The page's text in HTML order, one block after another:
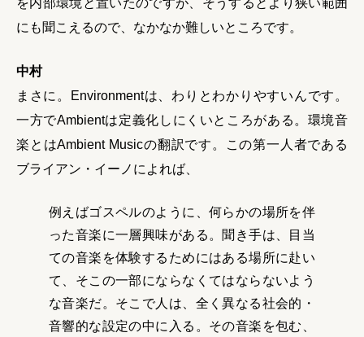
にも聞こえるので、なかなか難しいところです。
中村
まさに。Environmentは、わりとわかりやすいんです。
一方でAmbientは定義化しにくいところがある。環境音
楽とはAmbient Musicの翻訳です。この第一人者である
ブライアン・イーノによれば、
例えばゴスペルのように、何らかの場所を伴
った音楽に一層興味がある。聞き手は、目当
ての音楽を体験するためにはある場所に赴い
て、そこの一部にならなくてはならないよう
な音楽だ。そこで人は、全く異なる社会的・
音響的な設定の中に入る。その音楽を包む、